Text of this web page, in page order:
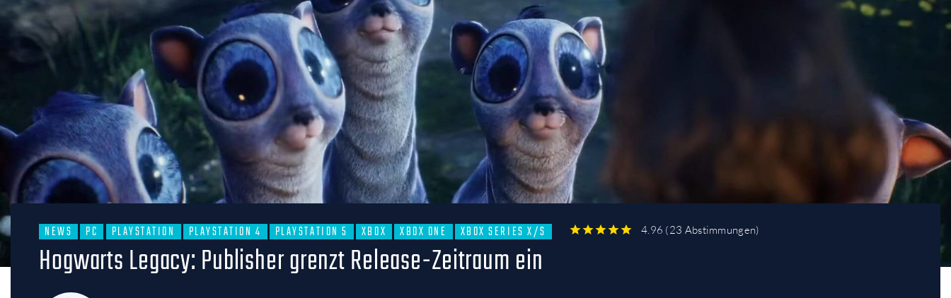
NEWS PC PLAYSTATION PLAYSTATION 4 PLAYSTATION 5 XBOX XBOX ONE XBOX SERIES X/S 4.96 (23 Abstimmungen)
Hogwarts Legacy: Publisher grenzt Release-Zeitraum ein